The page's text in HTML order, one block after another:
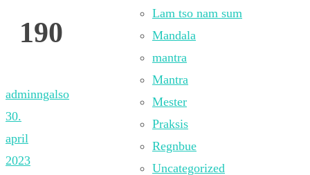
190
adminngalso
30.
april
2023
Lam tso nam sum
Mandala
mantra
Mantra
Mester
Praksis
Regnbue
Uncategorized